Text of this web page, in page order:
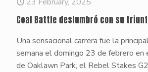
Coal Battle deslumbró con su
Una sensacional carrera fue la
semana el domingo 23 de febrero en
de Oaklawn Park, el Rebel Stakes